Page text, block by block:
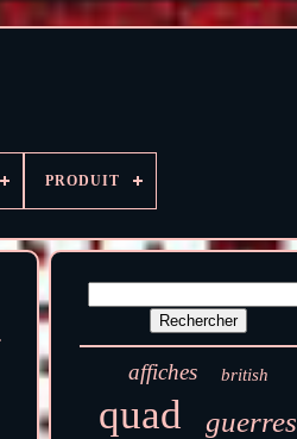
PRODUIT
affiches british
quad guerres